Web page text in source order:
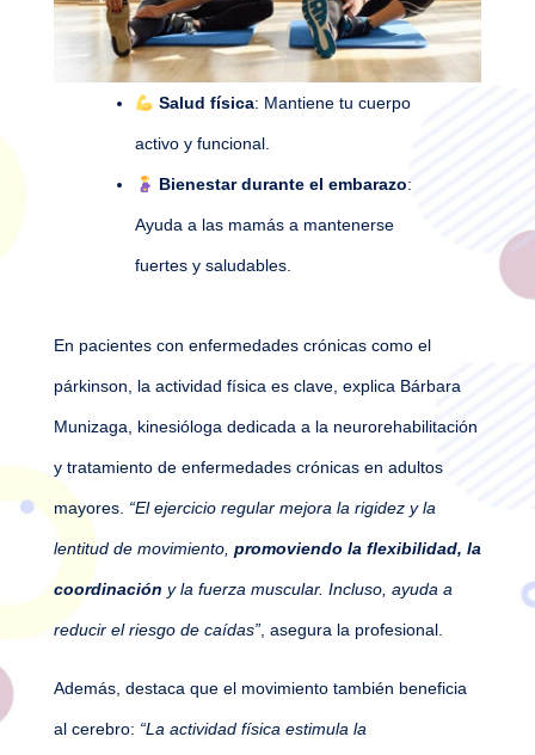
Salud física: Mantiene tu cuerpo
activo y funcional.
Bienestar durante el embarazo:
Ayuda a las mamás a mantenerse
fuertes y saludables.
En pacientes con enfermedades crónicas como el
párkinson, la actividad física es clave, explica Bárbara
Munizaga, kinesióloga dedicada a la neurorehabilitación
y tratamiento de enfermedades crónicas en adultos
mayores. “El ejercicio regular mejora la rigidez y la
lentitud de movimiento, promoviendo la flexibilidad, la
coordinación y la fuerza muscular. Incluso, ayuda a
reducir el riesgo de caídas”, asegura la profesional.
Además, destaca que el movimiento también beneficia
al cerebro: “La actividad física estimula la